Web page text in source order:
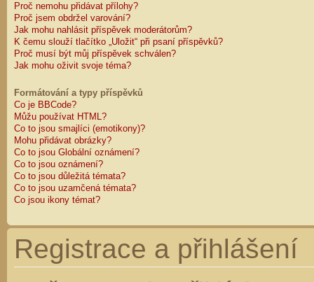
Proč nemohu přidávat přílohy?
Proč jsem obdržel varování?
Jak mohu nahlásit příspěvek moderátorům?
K čemu slouží tlačítko „Uložit“ při psaní příspěvků?
Proč musí být můj příspěvek schválen?
Jak mohu oživit svoje téma?
Formátování a typy příspěvků
Co je BBCode?
Můžu používat HTML?
Co to jsou smajlíci (emotikony)?
Mohu přidávat obrázky?
Co to jsou Globální oznámení?
Co to jsou oznámení?
Co to jsou důležitá témata?
Co to jsou uzamčená témata?
Co jsou ikony témat?
Registrace a přihlášení